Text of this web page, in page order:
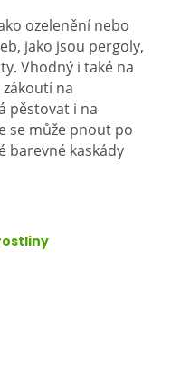
ozelenění nebo
jako jsou pergoly,
Vhodný i také na
na
pěstovat i na
se může pnout po
barevné kaskády